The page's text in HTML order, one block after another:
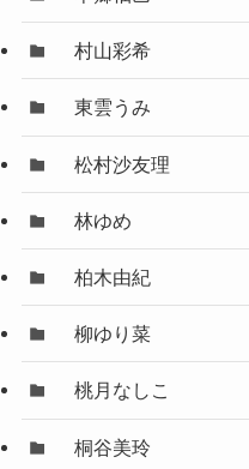
村山彩希
東雲うみ
松村沙友理
林ゆめ
柏木由紀
柳ゆり菜
桃月なしこ
桐谷美玲